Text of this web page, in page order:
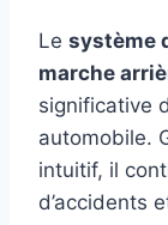
Le système
marche
significative
automobile.
intuitif, il
d’accidents